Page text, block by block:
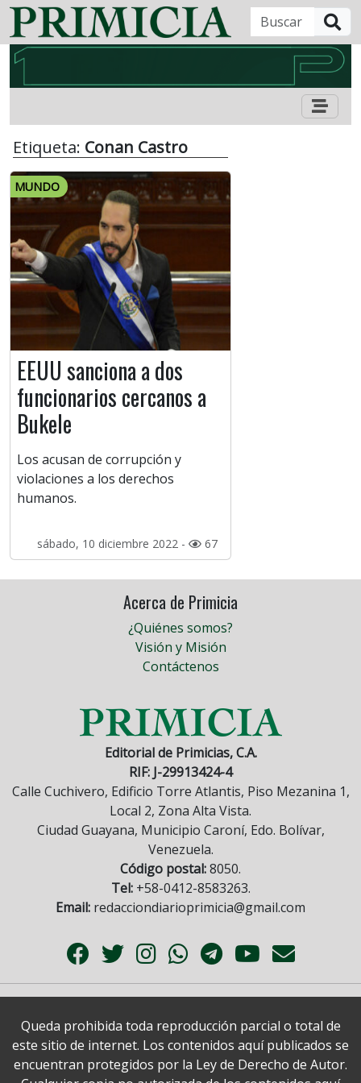
Etiqueta: Conan Castro
MUNDO
EEUU sanciona a dos
funcionarios cercanos a
Bukele
Los acusan de corrupción y
violaciones a los derechos
humanos.
sábado, 10 diciembre 2022 - 67
Acerca de Primicia
¿Quiénes somos?
Visión y Misión
Contáctenos
Editorial de Primicias, C.A.
RIF: J-29913424-4
Calle Cuchivero, Edificio Torre Atlantis, Piso Mezanina 1,
Local 2, Zona Alta Vista.
Ciudad Guayana, Municipio Caroní, Edo. Bolívar,
Venezuela.
Código postal:8050.
Tel:+58-0412-8583263.
Email: redacciondiarioprimicia@gmail.com
Queda prohibida toda reproducción parcial o total de
este sitio de internet. Los contenidos aquí publicados se
encuentran protegidos por la Ley de Derecho de Autor.